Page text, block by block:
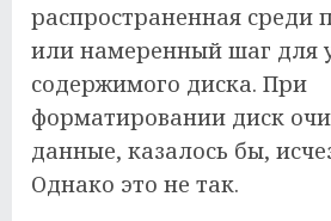
распространенная среди
или намеренный шаг для
содержимого диска. При
форматировании диск
данные, казалось бы,
Однако это не так.